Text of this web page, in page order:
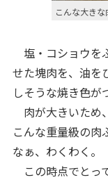
こんな大き
塩・コショウを
せた塊肉を、油を
しそうな焼き色が
肉が大きいため
こんな重量級の肉
なぁ、わくわく。
この時点でとっ